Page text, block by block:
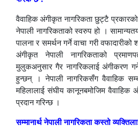
वैवाहिक अंगीकृत नागरिकता छुट्टै
नेपाली नागरिकताको स्वरुप हो ।
पालना र समर्थन गर्ने वाचा गरी
अंगीकृत नेपाली नागरिकताको
मुलुकअनुसार गैर नागरिकलाई अंगीकरण
हुन्छन् । नेपाली नागरिकसँग वैवाहिक
महिलालाई संघीय कानूनबमोजिम वैवाहिक
प्रदान गरिन्छ ।
सम्मानार्थ नेपाली नागरिकता कस्तो